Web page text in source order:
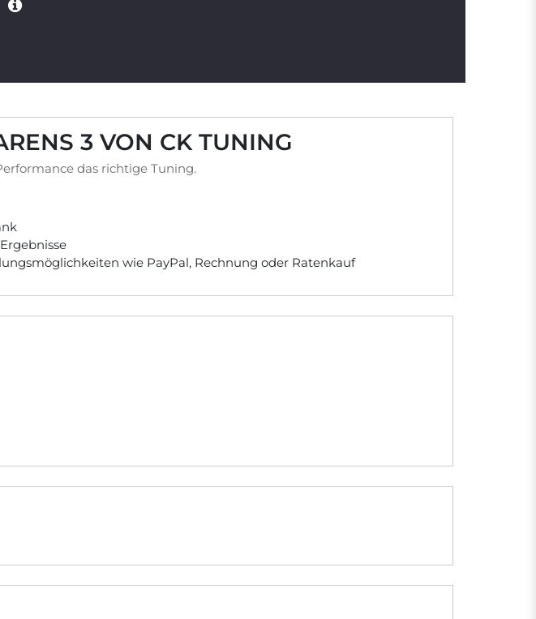
3 VON CK TUNING
das richtige Tuning.
wie PayPal, Rechnung oder Ratenkauf